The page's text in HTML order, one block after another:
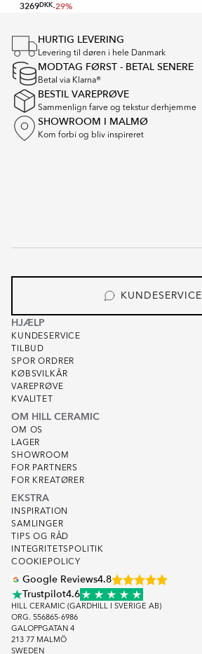
3269DKK-29%
1
of
16
HURTIG LEVERING
Levering til døren i hele Danmark
MODTAG FØRST - BETAL SENERE
Betal via Klarna®
BESTIL VAREPRØVE
Sammenlign farve og tekstur derhjemme
SHOWROOM I MALMØ
Kom forbi og bliv inspireret
KUNDESERVICE
HJÆLP
KUNDESERVICE
TILBUD
SPOR ORDRER
KØBSVILKÅR
VAREPRØVE
KVALITET
OM HILL CERAMIC
OM OS
LAGER
SHOWROOM
FOR PARTNERS
FOR KREATØRER
EKSTRA
INSPIRATION
SAMLINGER
TIPS OG RÅD
INTEGRITETSPOLITIK
COOKIEPOLICY
Google Reviews4.8
Trustpilot4.6
HILL CERAMIC (GARDHILL I SVERIGE AB)
ORG. 556865-6986
GALOPPGATAN 4
213 77 MALMÖ
SWEDEN